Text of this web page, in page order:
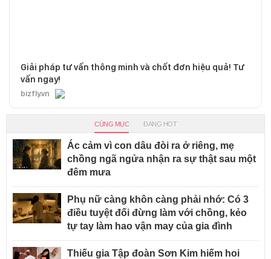
Giải pháp tư vấn thông minh và chốt đơn hiệu quả! Tư
vấn ngay!
bizfly.vn
CÙNG MỤC ĐANG HOT
Ác cảm vì con dâu đòi ra ở riêng, mẹ
chồng ngã ngửa nhận ra sự thật sau một
đêm mưa
Phụ nữ càng khôn càng phải nhớ: Có 3
điều tuyệt đối đừng làm với chồng, kẻo
tự tay làm hao vận may của gia đình
Thiếu gia Tập đoàn Sơn Kim hiếm hoi